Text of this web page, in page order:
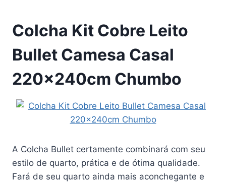
Colcha Kit Cobre Leito
Bullet Camesa Casal
220x240cm Chumbo
A Colcha Bullet certamente combinará com seu
estilo de quarto, prática e de ótima qualidade.
Fará de seu quarto ainda mais aconchegante e